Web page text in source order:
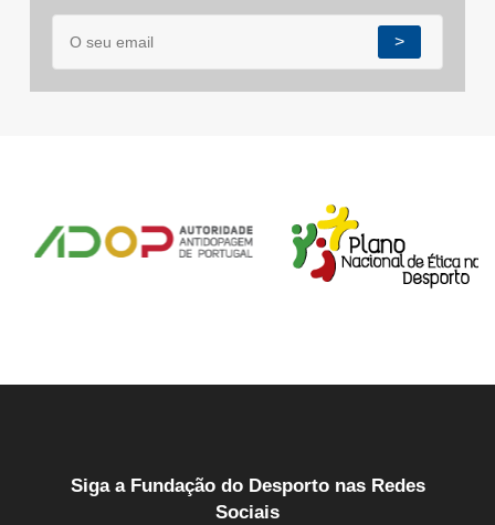
>
Siga a Fundação do Desporto nas Redes
Sociais